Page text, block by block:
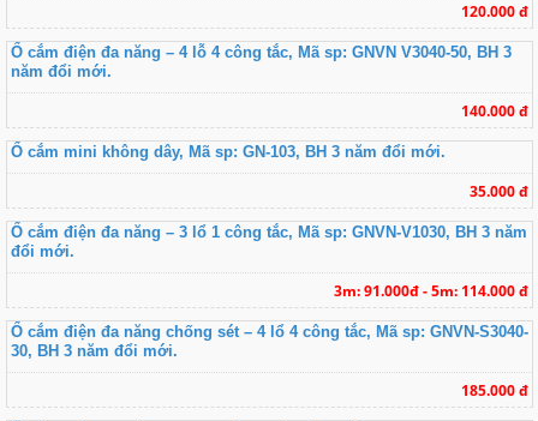
120.000 đ
Ổ cắm điện đa năng – 4 lỗ 4 công tắc, Mã sp: GNVN V3040-50, BH 3
năm đổi mới.
140.000 đ
Ổ cắm mini không dây, Mã sp: GN-103, BH 3 năm đổi mới.
35.000 đ
Ổ cắm điện đa năng – 3 lổ 1 công tắc, Mã sp: GNVN-V1030, BH 3 năm
đổi mới.
3m: 91.000đ - 5m: 114.000 đ
Ổ cắm điện đa năng chống sét – 4 lổ 4 công tắc, Mã sp: GNVN-S3040-
30, BH 3 năm đổi mới.
185.000 đ